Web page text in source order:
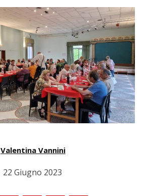
Valentina Vannini
22 Giugno 2023